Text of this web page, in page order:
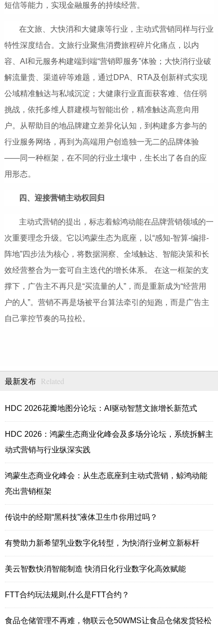
短信等能力，实现金融服务的持续经营。
在文旅、大快消和大健康等行业，主动式营销同样与行业
特性深度结合。文旅行业聚焦消费旅程碎片化痛点，以内
容、AI和元服务构建端到端“营销即服务”体验；大快消行业破
解流量贵、渠道碎等难题，通过DPA、RTA及创新样式实现
公域精准触达与私域沉淀；大健康行业直面获客难、信任弱
挑战，依托多维人群建模与智能出价，精准触达高意向用
户。从帮助目的地品牌建立差异化认知，到构建多方参与的
行业服务网络，再到为高端用户创造独一无二的品牌体验
——同一种框架，在不同的行业土壤中，生长出了各自的应
用形态。
四、迎接营销主动权回归
主动式营销的提出，标志着鲸鸿动能在品牌营销领域的一
次重要理念升级。它以鸿蒙生态为底座，以“感知-智算-编排-
阵地”四步法为核心，将数据洞察、全域触达、智能决策和长
效经营整合为一套可自主迭代的增长体系。 在这一框架的支
撑下，广告主不再只是“买流量的人”，而是重新成为“经营用
户的人”。营销不再是场被平台算法牵引的短跑，而是广告主
自己掌控节奏的马拉松。
最新发布 Related
HDC 2026花瓣地图分论坛：AI驱动智慧文旅增长新范式
HDC 2026：鸿蒙生态商业化峰会及多场分论坛，系统拆解主
动式营销与行业纵深实践
鸿蒙生态商业化峰会：从生态底座到主动式营销，鲸鸿动能
亮出营销框架
传说中的经期“黑科技”液体卫生巾你用过吗？
有赞助力新希望乳业数字化转型，为快消行业树立新标杆
美云智数快消智能制造 快消日化行业数字化高效赋能
FTT合约玩法规则,什么是FTT合约？
食品仓储管理不再难，物联云仓50WMS让食品仓储发货轻松